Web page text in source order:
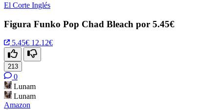
El Corte Inglés
Figura Funko Pop Chad Bleach por 5.45€
5.45€ 12.12€
213
0
Lunam
Lunam
Amazon